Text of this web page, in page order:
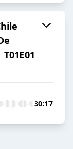
30:17